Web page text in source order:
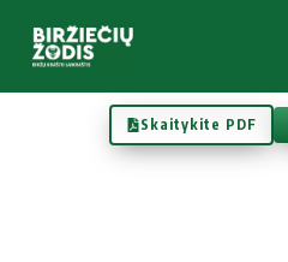
Skaitykite PDF